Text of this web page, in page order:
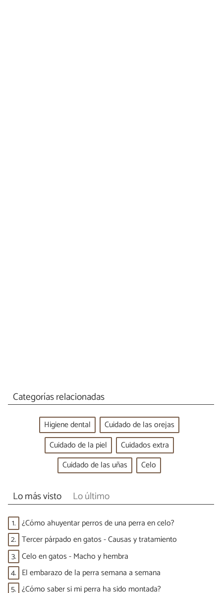
Categorías relacionadas
Higiene dental
Cuidado de las orejas
Cuidado de la piel
Cuidados extra
Cuidado de las uñas
Celo
Lo más visto Lo último
1. ¿Cómo ahuyentar perros de una perra en celo?
2. Tercer párpado en gatos - Causas y tratamiento
3. Celo en gatos - Macho y hembra
4. El embarazo de la perra semana a semana
5. ¿Cómo saber si mi perra ha sido montada?